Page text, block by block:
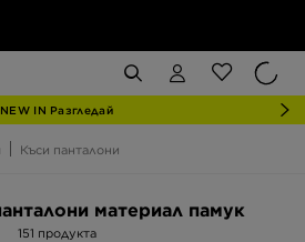
NEW IN Разгледай
Къси панталони
материал памук
151 продукта